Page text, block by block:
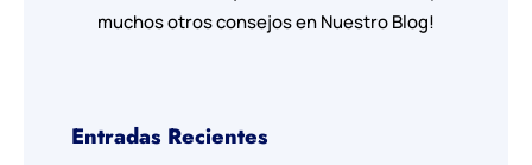
muchos otros consejos en Nuestro Blog!
Entradas Recientes